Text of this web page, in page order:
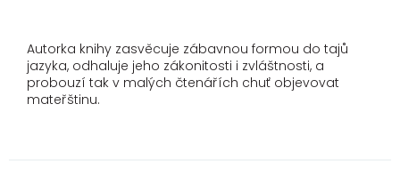
Autorka knihy zasvěcuje zábavnou formou do tajů
jazyka, odhaluje jeho zákonitosti i zvláštnosti, a
probouzí tak v malých čtenářích chuť objevovat
mateřštinu.